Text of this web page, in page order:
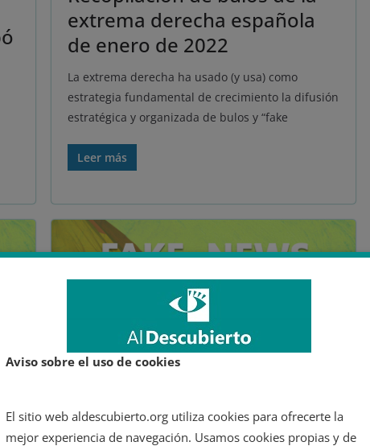
extrema derecha española
de enero de 2022
La extrema derecha ha usado (y usa) como
estrategia fundamental de crecimiento la difusión
estratégica y organizada de bulos y “fake
Leer más
artículo)
Aviso sobre el uso de cookies
El sitio web aldescubierto.org utiliza cookies para ofrecerte la
mejor experiencia de navegación. Usamos cookies propias y de